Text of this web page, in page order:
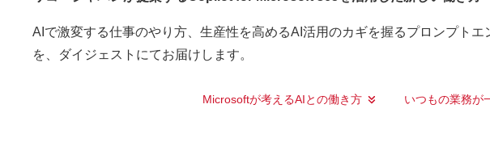
AIで激変する仕事のやり方、生産性を高めるAI活用のカギを握るプロンプト
を、ダイジェストにてお届けします。
Microsoftが考えるAIとの働き方 いつもの業務が